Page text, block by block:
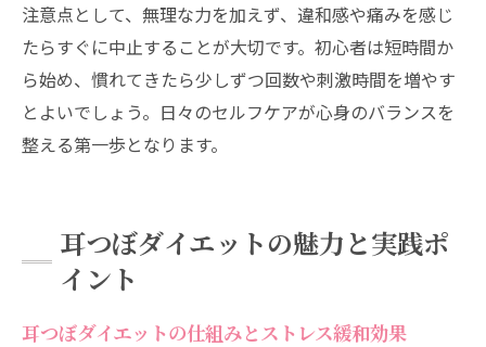
注意点として、無理な力を加えず、違和感や痛みを感じ
たらすぐに中止することが大切です。初心者は短時間か
ら始め、慣れてきたら少しずつ回数や刺激時間を増やす
とよいでしょう。日々のセルフケアが心身のバランスを
整える第一歩となります。
耳つぼダイエットの魅力と実践ポ
イント
耳つぼダイエットの仕組みとストレス緩和効果